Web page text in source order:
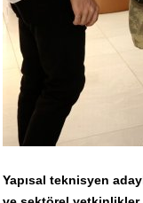
Yapısal teknisyen